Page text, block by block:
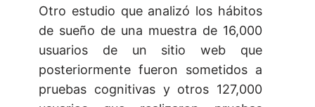
Otro estudio que analizó los hábitos
de sueño de una muestra de 16,000
usuarios de un sitio web que
posteriormente fueron sometidos a
pruebas cognitivas y otros 127,000